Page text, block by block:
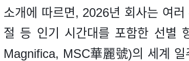
소개에 따르면, 2026년 회사는 여
절 등 인기 시간대를 포함한 선별
Magnifica, MSC華麗號)의 세계 일